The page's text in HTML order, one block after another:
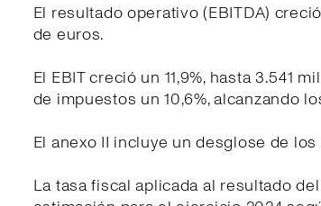
El resultado operativo (EBITDA)
de euros.
El EBIT creció un 11,9%, hasta 3.541
de impuestos un 10,6%, alcanzando
El anexo II incluye un desglose de
La tasa fiscal aplicada al resultado